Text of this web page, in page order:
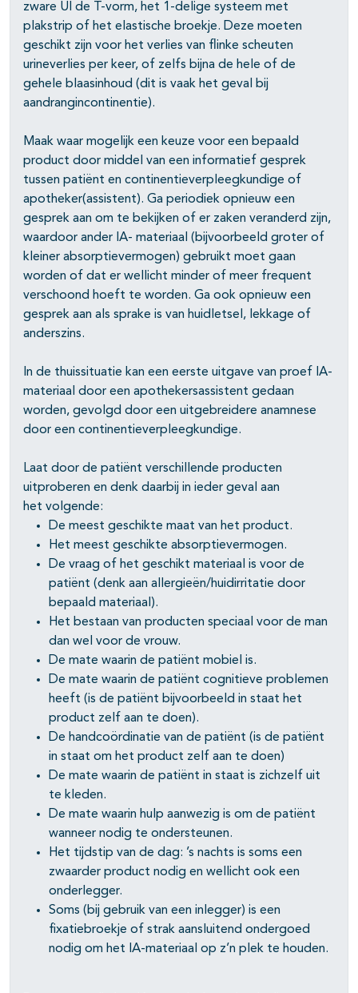
zware UI de T-vorm, het 1-delige systeem met
plakstrip of het elastische broekje. Deze moeten
geschikt zijn voor het verlies van flinke scheuten
urineverlies per keer, of zelfs bijna de hele of de
gehele blaasinhoud (dit is vaak het geval bij
aandrangincontinentie).
Maak waar mogelijk een keuze voor een bepaald
product door middel van een informatief gesprek
tussen patiënt en continentieverpleegkundige of
apotheker(assistent). Ga periodiek opnieuw een
gesprek aan om te bekijken of er zaken veranderd zijn,
waardoor ander IA- materiaal (bijvoorbeeld groter of
kleiner absorptievermogen) gebruikt moet gaan
worden of dat er wellicht minder of meer frequent
verschoond hoeft te worden. Ga ook opnieuw een
gesprek aan als sprake is van huidletsel, lekkage of
anderszins.
In de thuissituatie kan een eerste uitgave van proef IA-
materiaal door een apothekers­assistent gedaan
worden, gevolgd door een uitgebreidere anamnese
door een continentie­verpleegkundige.
Laat door de patiënt verschillende producten
uitproberen en denk daarbij in ieder geval aan
het volgende:
De meest geschikte maat van het product.
Het meest geschikte absorptievermogen.
De vraag of het geschikt materiaal is voor de
patiënt (denk aan allergieën/huidirritatie door
bepaald materiaal).
Het bestaan van producten speciaal voor de man
dan wel voor de vrouw.
De mate waarin de patiënt mobiel is.
De mate waarin de patiënt cognitieve problemen
heeft (is de patiënt bijvoorbeeld in staat het
product zelf aan te doen).
De handcoördinatie van de patiënt (is de patiënt
in staat om het product zelf aan te doen)
De mate waarin de patiënt in staat is zichzelf uit
te kleden.
De mate waarin hulp aanwezig is om de patiënt
wanneer nodig te ondersteunen.
Het tijdstip van de dag: ’s nachts is soms een
zwaarder product nodig en wellicht ook een
onderlegger.
Soms (bij gebruik van een inlegger) is een
fixatiebroekje of strak aansluitend ondergoed
nodig om het IA-materiaal op z’n plek te houden.